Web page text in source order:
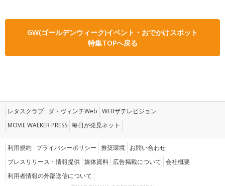
GW(ゴールデンウィーク)イベント・おでかけスポット
特集TOPへ戻る
レタスクラブ ダ・ヴィンチWeb WEBザテレビジョン
MOVIE WALKER PRESS 毎日が発見ネット
利用規約 プライバシーポリシー 推奨環境 お問い合わせ
プレスリリース・情報提供 媒体資料 広告掲載について 会社概要
利用者情報の外部送信について